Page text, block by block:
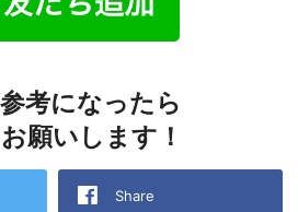
考になったら
願いします！
Share